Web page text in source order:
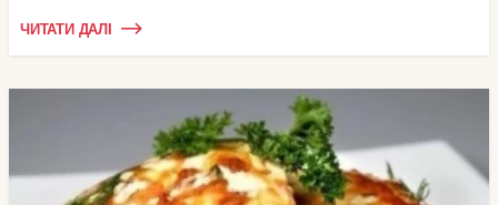
ЧИТАТИ ДАЛІ